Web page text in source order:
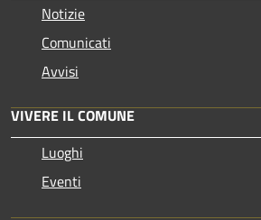
Notizie
Comunicati
Avvisi
VIVERE IL COMUNE
Luoghi
Eventi